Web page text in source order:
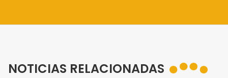
NOTICIAS RELACIONADAS